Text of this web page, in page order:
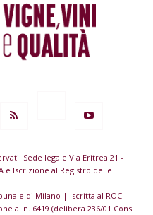
Sede legale Via Eritrea 21 -
e Iscrizione al Registro delle
di Milano | Iscritta al ROC
al n. 6419 (delibera 236/01 Cons